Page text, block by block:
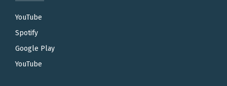
YouTube
Spotify
Google Play
YouTube